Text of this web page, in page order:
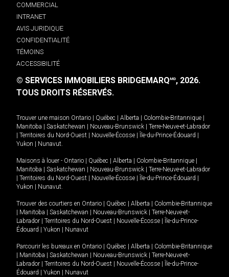
COMMERCIAL
INTRANET
AVIS JURIDIQUE
CONFIDENTIALITÉ
TÉMOINS
ACCESSIBILITÉ
© SERVICES IMMOBILIERS BRIDGEMARQMD, 2026.
TOUS DROITS RÉSERVÉS.
Trouver une maison Ontario | Québec | Alberta | Colombie-Britannique |
Manitoba | Saskatchewan | Nouveau-Brunswick | Terre-Neuve-et-Labrador
| Territoires du Nord-Ouest | Nouvelle-Écosse | Île-du-Prince-Édouard |
Yukon | Nunavut
Maisons à louer - Ontario | Québec | Alberta | Colombie-Britannique |
Manitoba | Saskatchewan | Nouveau-Brunswick | Terre-Neuve-et-Labrador
| Territoires du Nord-Ouest | Nouvelle-Écosse | Île-du-Prince-Édouard |
Yukon | Nunavut
Trouver des courtiers en Ontario | Québec | Alberta | Colombie-Britannique
| Manitoba | Saskatchewan | Nouveau-Brunswick | Terre-Neuve-et-
Labrador | Territoires du Nord-Ouest | Nouvelle-Écosse | Île-du-Prince-
Édouard | Yukon | Nunavut
Parcourir les bureaux en Ontario | Québec | Alberta | Colombie-Britannique
| Manitoba | Saskatchewan | Nouveau-Brunswick | Terre-Neuve-et-
Labrador | Territoires du Nord-Ouest | Nouvelle-Écosse | Île-du-Prince-
Édouard | Yukon | Nunavut